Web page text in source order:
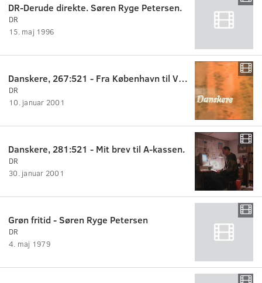
DR-Derude direkte. Søren Ryge Petersen.
DR
15. maj 1996
Danskere, 267:521 - Fra København til Vendsyssel.
DR
10. januar 2001
Danskere, 281:521 - Mit brev til A-kassen.
DR
30. januar 2001
Grøn fritid - Søren Ryge Petersen
DR
4. maj 1979